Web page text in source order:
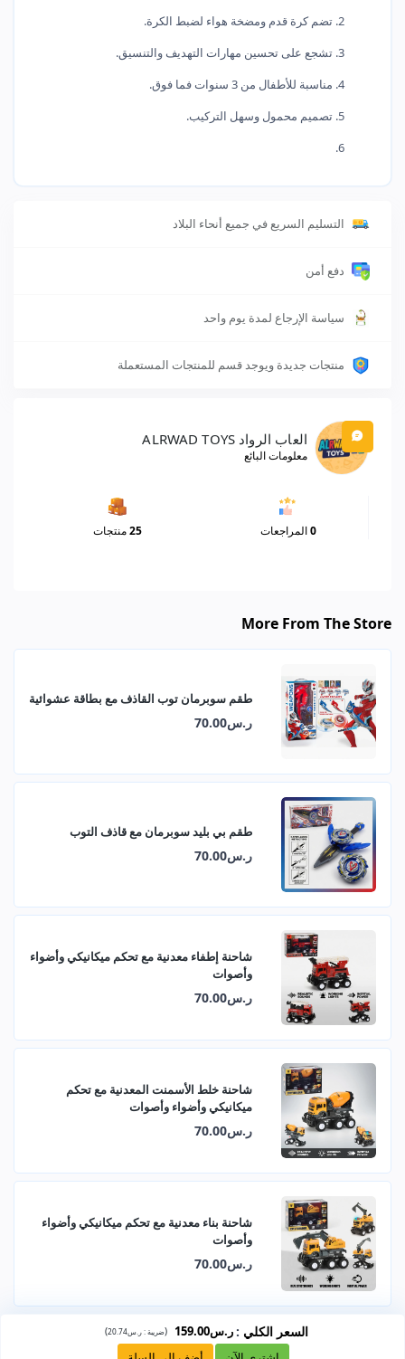
تضم كرة قدم ومضخة هواء لضبط الكرة.
تشجع على تحسين مهارات التهديف والتنسيق.
مناسبة للأطفال من 3 سنوات فما فوق.
تصميم محمول وسهل التركيب.
التسليم السريع في جميع أنحاء البلاد
دفع أمن
سياسة الإرجاع لمدة يوم واحد
منتجات جديدة ويوجد قسم للمنتجات المستعملة
العاب الرواد ALRWAD TOYS
معلومات البائع
0المراجعات 25منتجات
More From The Store
طقم سوبرمان توب القاذف مع بطاقة عشوائية
ر.س70.00
طقم بي بليد سوبرمان مع قاذف التوب
ر.س70.00
شاحنة إطفاء معدنية مع تحكم ميكانيكي وأضواء
وأصوات
ر.س70.00
شاحنة خلط الأسمنت المعدنية مع تحكم
ميكانيكي وأضواء وأصوات
ر.س70.00
شاحنة بناء معدنية مع تحكم ميكانيكي وأضواء
وأصوات
ر.س70.00
السعر الكلي : ر.س159.00 (ضريبة :ر.س20.74 )